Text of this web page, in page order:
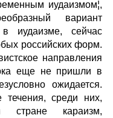
иудаизмом¦,
вариант
в иудаизме, сейчас
российских форм.
направления
еще не пришли в
ожидается.
течения, среди них,
караизм,